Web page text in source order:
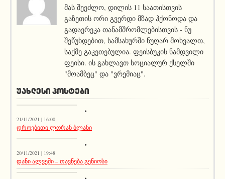
მას შეეძლო, დილის 11 საათისთვის
გაზეთის ორი გვერდი მზად ჰქონოდა და
გადაერეკა თანამშრომლებისთვის - ნუ
შეწუხდებით, სამსახურში ნუღარ მოხვალთ,
საქმე გაკეთებულია. ფეისბუკის ნამდვილი
ფეისი. ის გახლავთ სოციალურ ქსელში
"მოამბეც" და "ვრემიაც".
ᲣᲐᲮᲚᲔᲡᲘ ᲞᲝᲡᲢᲔᲑᲘ
21/11/2021 | 16:00
დროებითი ლორან ბლანი
აქეთურ-იქითური
20/11/2021 | 19:48
დანი ალვეში – თავნება გენიოსი
აქეთურ-იქითური